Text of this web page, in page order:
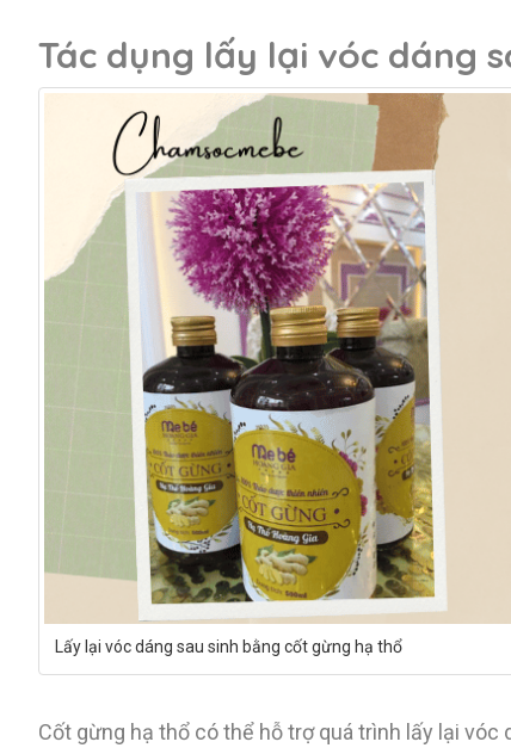
Tác dụng lấy lại vóc dáng
Lấy lại vóc dáng sau sinh bằng cốt gừng hạ thổ
Cốt gừng hạ thổ có thể hỗ trợ quá trình lấy lại